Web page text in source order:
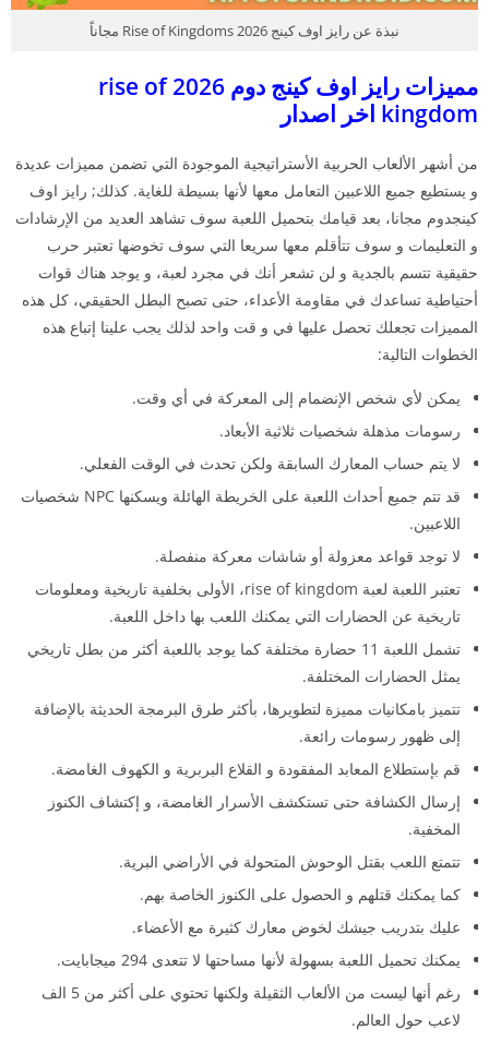
نبذة عن رايز اوف كينج 2026 Rise of Kingdoms مجاناً
مميزات رايز اوف كينج دوم 2026 rise of
kingdom اخر اصدار
من أشهر الألعاب الحربية الأستراتيجية الموجودة التي تضمن مميزات عديدة
و يستطيع جميع اللاعبين التعامل معها لأنها بسيطة للغاية. كذلك; رايز اوف
كينجدوم مجانا، بعد قيامك بتحميل اللعبة سوف تشاهد العديد من الإرشادات
و التعليمات و سوف تتأقلم معها سريعا التي سوف تخوضها تعتبر حرب
حقيقية تتسم بالجدية و لن تشعر أنك في مجرد لعبة، و يوجد هناك قوات
أحتياطية تساعدك في مقاومة الأعداء، حتى تصبح البطل الحقيقي، كل هذه
المميزات تجعلك تحصل عليها في و قت واحد لذلك يجب علينا إتباع هذه
الخطوات التالية:
يمكن لأي شخص الإنضمام إلى المعركة في أي وقت.
رسومات مذهلة شخصيات ثلاثية الأبعاد.
لا يتم حساب المعارك السابقة ولكن تحدث في الوقت الفعلي.
قد تتم جميع أحداث اللعبة على الخريطة الهائلة ويسكنها NPC شخصيات
اللاعبين.
لا توجد قواعد معزولة أو شاشات معركة منفصلة.
تعتبر اللعبة لعبة rise of kingdom، الأولى بخلفية تاريخية ومعلومات
تاريخية عن الحضارات التي يمكنك اللعب بها داخل اللعبة.
تشمل اللعبة 11 حضارة مختلفة كما يوجد باللعبة أكثر من بطل تاريخي
يمثل الحضارات المختلفة.
تتميز بامكانيات مميزة لتطويرها، بأكثر طرق البرمجة الحديثة بالإضافة
إلى ظهور رسومات رائعة.
قم بإستطلاع المعابد المفقودة و القلاع البربرية و الكهوف الغامضة.
إرسال الكشافة حتى تستكشف الأسرار الغامضة، و إكتشاف الكنوز
المخفية.
تتمتع اللعب بقتل الوحوش المتحولة في الأراضي البرية.
كما يمكنك قتلهم و الحصول على الكنوز الخاصة بهم.
عليك بتدريب جيشك لخوض معارك كثيرة مع الأعضاء.
يمكنك تحميل اللعبة بسهولة لأنها مساحتها لا تتعدى 294 ميجابايت.
رغم أنها ليست من الألعاب الثقيلة ولكنها تحتوي على أكثر من 5 الف
لاعب حول العالم.